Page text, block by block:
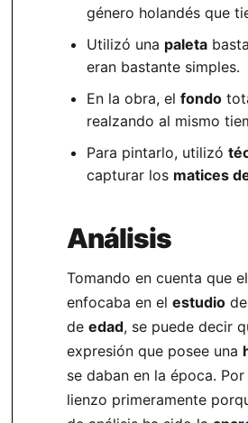
género holandés que
Utilizó una paleta
eran bastante simples.
En la obra, el fondo
realzando al mismo
Para pintarlo, utilizó
capturar los matices
Análisis
Tomando en cuenta que
enfocaba en el estudio
de edad, se puede decir
expresión que posee una
se daban en la época.
lienzo primeramente